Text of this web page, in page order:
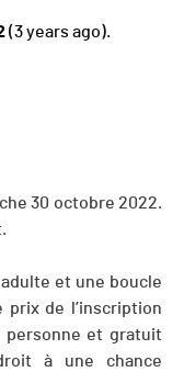
(3 years ago).
30 octobre 2022.
et une boucle
de l’inscription
personne et gratuit
à une chance